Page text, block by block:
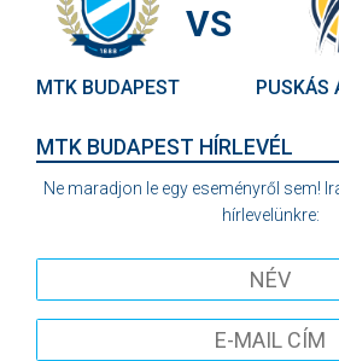
MTK BUDAPEST
VS
PUSKÁS
MTK BUDAPEST HÍRLEVÉL
Ne maradjon le egy eseményről sem!
hírlevelünkre: